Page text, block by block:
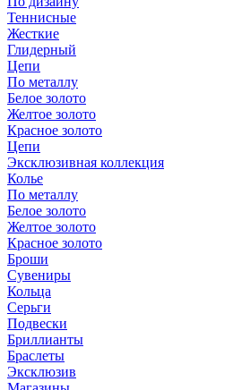
Теннисные
Жесткие
Глидерный
Цепи
По металлу
Белое золото
Желтое золото
Красное золото
Цепи
Эксклюзивная коллекция
Колье
По металлу
Белое золото
Желтое золото
Красное золото
Броши
Сувениры
Кольца
Серьги
Подвески
Бриллианты
Браслеты
Эксклюзив